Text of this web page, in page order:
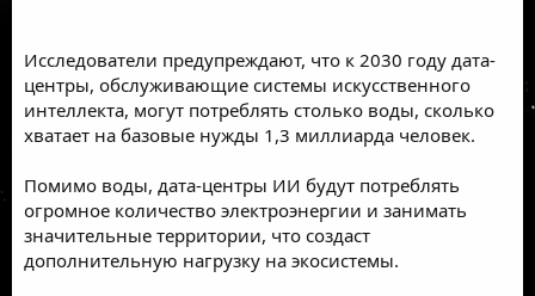
Исследователи предупреждают, что к 2030 году дата-
центры, обслуживающие системы искусственного
интеллекта, могут потреблять столько воды, сколько
хватает на базовые нужды 1,3 миллиарда человек.
Помимо воды, дата-центры ИИ будут потреблять
огромное количество электроэнергии и занимать
значительные территории, что создаст
дополнительную нагрузку на экосистемы.